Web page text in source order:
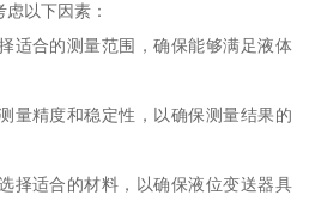
以下因素：
适合的测量范围，确保能够满足液体
量精度和稳定性，以确保测量结果的
择适合的材料，以确保液位变送器具